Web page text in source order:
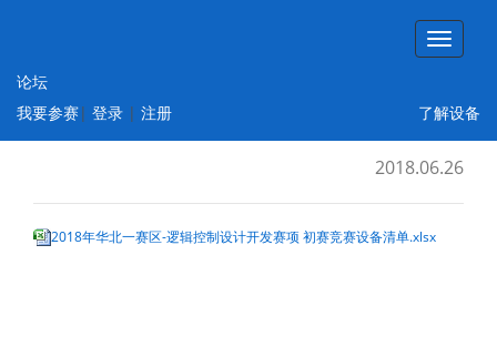
论坛
我要参赛| 登录 | 注册 了解设备
华北一赛区-北京交通大学-逻辑控制设计开
发赛项初赛-竞赛设备清单
2018.06.26
2018年华北一赛区-逻辑控制设计开发赛项 初赛竞赛设备清单.xlsx